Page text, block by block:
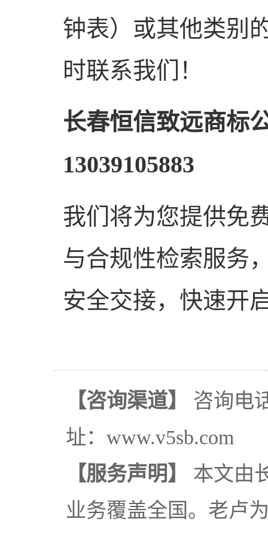
钟表）或其他类别
时联系我们！
长春恒信致远商标
13039105883
我们将为您提供免
与合规性检索服务
安全交接，快速开
【咨询渠道】
咨询电
址：www.v5sb.com
【服务声明】
本文由
业务覆盖全国。老卢